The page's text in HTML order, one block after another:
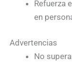
Refuerza
en
Advertencias
No